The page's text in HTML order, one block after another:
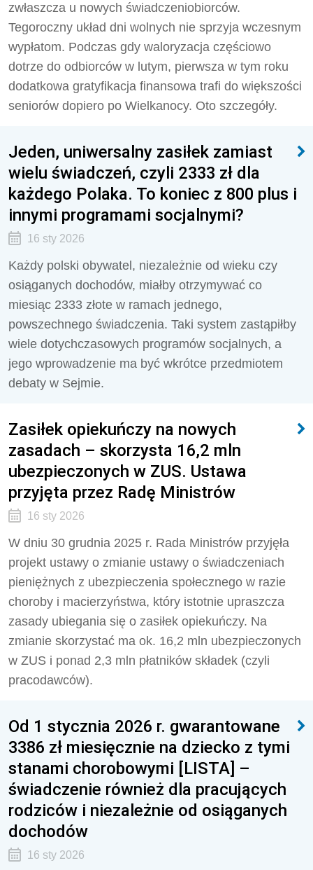
zwłaszcza u nowych świadczeniobiorców.
Tegoroczny układ dni wolnych nie sprzyja wczesnym
wypłatom. Podczas gdy waloryzacja częściowo
dotrze do odbiorców w lutym, pierwsza w tym roku
dodatkowa gratyfikacja finansowa trafi do większości
seniorów dopiero po Wielkanocy. Oto szczegóły.
Jeden, uniwersalny zasiłek zamiast
wielu świadczeń, czyli 2333 zł dla
każdego Polaka. To koniec z 800 plus i
innymi programami socjalnymi?
16 sty 2026
Każdy polski obywatel, niezależnie od wieku czy
osiąganych dochodów, miałby otrzymywać co
miesiąc 2333 złote w ramach jednego,
powszechnego świadczenia. Taki system zastąpiłby
wiele dotychczasowych programów socjalnych, a
jego wprowadzenie ma być wkrótce przedmiotem
debaty w Sejmie.
Zasiłek opiekuńczy na nowych
zasadach – skorzysta 16,2 mln
ubezpieczonych w ZUS. Ustawa
przyjęta przez Radę Ministrów
16 sty 2026
W dniu 30 grudnia 2025 r. Rada Ministrów przyjęła
projekt ustawy o zmianie ustawy o świadczeniach
pieniężnych z ubezpieczenia społecznego w razie
choroby i macierzyństwa, który istotnie upraszcza
zasady ubiegania się o zasiłek opiekuńczy. Na
zmianie skorzystać ma ok. 16,2 mln ubezpieczonych
w ZUS i ponad 2,3 mln płatników składek (czyli
pracodawców).
Od 1 stycznia 2026 r. gwarantowane
3386 zł miesięcznie na dziecko z tymi
stanami chorobowymi [LISTA] –
świadczenie również dla pracujących
rodziców i niezależnie od osiąganych
dochodów
16 sty 2026